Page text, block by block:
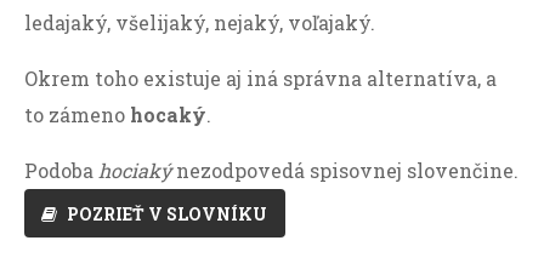
ledajaký, všelijaký, nejaký, voľajaký.
Okrem toho existuje aj iná správna alternatíva, a
to zámeno hocaký.
Podoba hociakýnezodpovedá spisovnej slovenčine.
POZRIEŤ V SLOVNÍKU